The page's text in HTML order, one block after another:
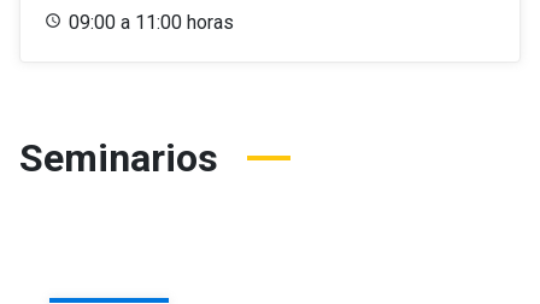
09:00 a 11:00 horas
Seminarios